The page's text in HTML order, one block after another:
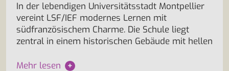
In der lebendigen Universitätsstadt Montpellier
vereint LSF/IEF modernes Lernen mit
südfranzösischem Charme. Die Schule liegt
zentral in einem historischen Gebäude mit hellen
Mehr lesen +